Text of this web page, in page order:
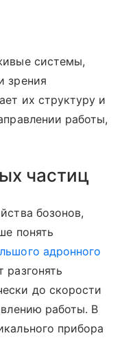
системы,
зрения
их структуру и
работы,
частиц
бозонов,
понять
адронного
разгонять
до скорости
работы. В
прибора